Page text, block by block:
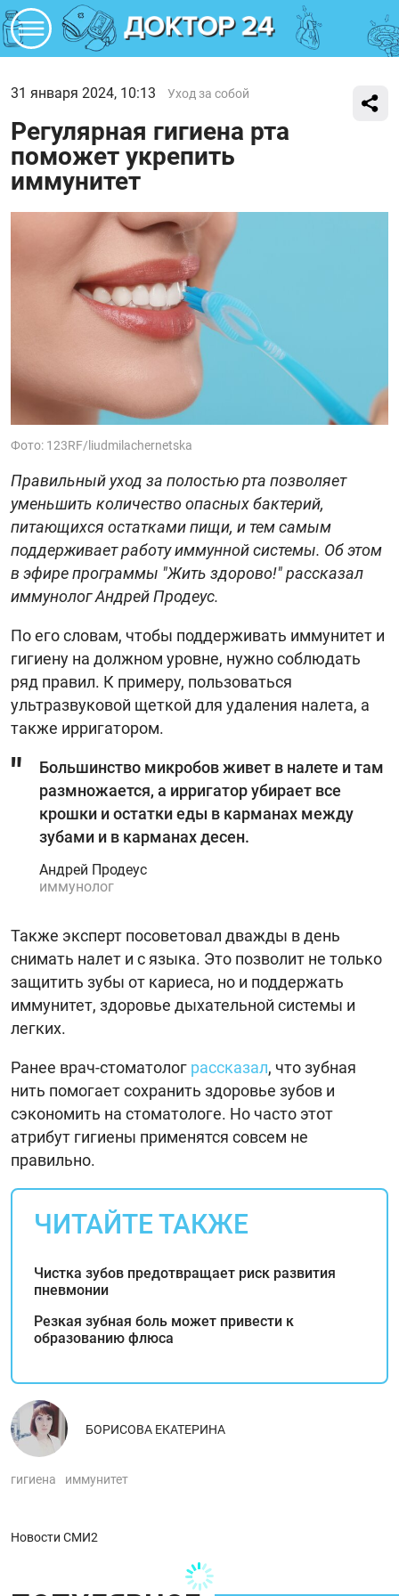
31 января 2024, 10:13 Уход за собой
Регулярная гигиена рта
поможет укрепить
иммунитет
Фото: 123RF/liudmilachernetska
Правильный уход за полостью рта позволяет
уменьшить количество опасных бактерий,
питающихся остатками пищи, и тем самым
поддерживает работу иммунной системы. Об этом
в эфире программы "Жить здорово!" рассказал
иммунолог Андрей Продеус.
По его словам, чтобы поддерживать иммунитет и
гигиену на должном уровне, нужно соблюдать
ряд правил. К примеру, пользоваться
ультразвуковой щеткой для удаления налета, а
также ирригатором.
Большинство микробов живет в налете и там
размножается, а ирригатор убирает все
крошки и остатки еды в карманах между
зубами и в карманах десен.
Андрей Продеус
иммунолог
Также эксперт посоветовал дважды в день
снимать налет и с языка. Это позволит не только
защитить зубы от кариеса, но и поддержать
иммунитет, здоровье дыхательной системы и
легких.
Ранее врач-стоматолог рассказал, что зубная
нить помогает сохранить здоровье зубов и
сэкономить на стоматологе. Но часто этот
атрибут гигиены применятся совсем не
правильно.
ЧИТАЙТЕ ТАКЖЕ
Чистка зубов предотвращает риск развития
пневмонии
Резкая зубная боль может привести к
образованию флюса
БОРИСОВА ЕКАТЕРИНА
гигиена иммунитет
Новости СМИ2